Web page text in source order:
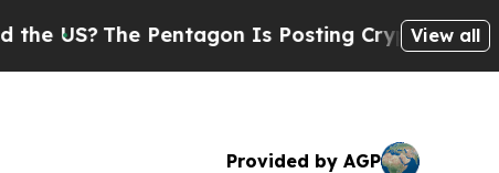
The Pentagon Is Posting Cryptic BiblicalView all
Provided by AGP